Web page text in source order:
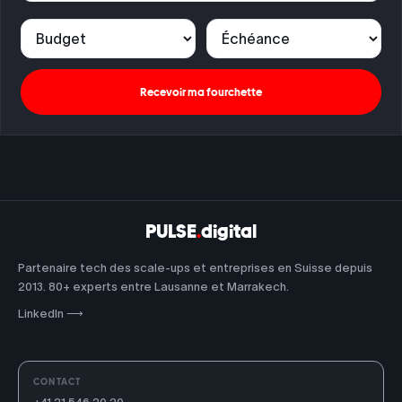
Budget Échéance
Recevoir ma fourchette
PULSE.digital
Partenaire tech des scale-ups et entreprises en Suisse depuis
2013. 80+ experts entre Lausanne et Marrakech.
LinkedIn ⟶
CONTACT